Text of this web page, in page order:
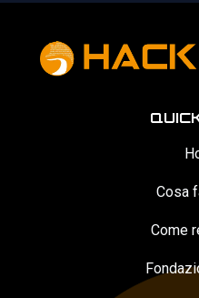
Cosa
Come